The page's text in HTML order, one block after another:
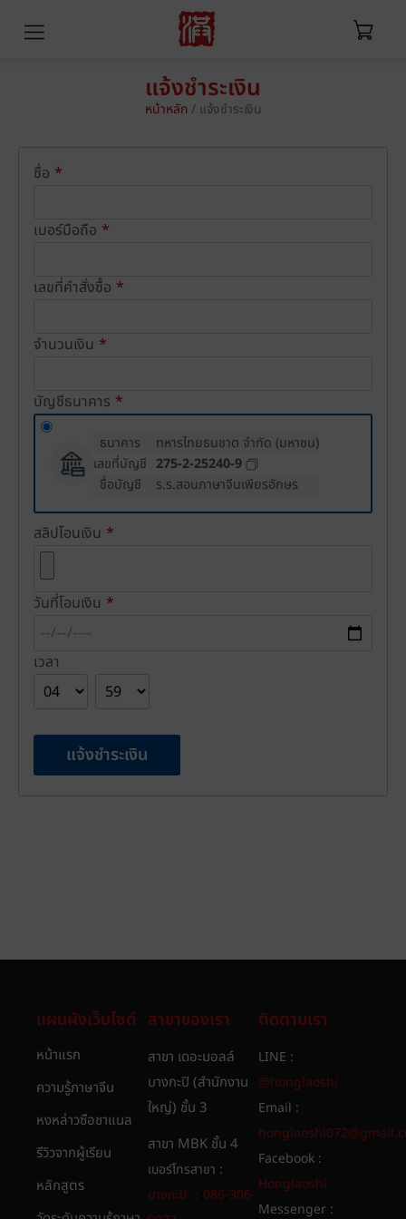
แจ้งชำระเงิน
หน้าหลัก / แจ้งชำระเงิน
ชื่อ *
เบอร์มือถือ *
เลขที่คำสั่งซื้อ *
จำนวนเงิน *
บัญชีธนาคาร *
ธนาคาร
ทหารไทยธนชาต จำกัด (มหาชน)
เลขที่บัญชี 275-2-25240-9
ชื่อบัญชี
ร.ร.สอนภาษาจีนเพียรอักษร
สลิปโอนเงิน *
วันที่โอนเงิน *
เวลา
แจ้งชำระเงิน
แผนผังเว็บไซต์
หน้าแรก
ความรู้ภาษาจีน
หงหล่าวซือชาแนล
รีวิวจากผู้เรียน
หลักสูตร
สาขาของเรา
สาขา เดอะมอลล์
บางกะปิ (สำนักงาน
ใหญ่) ชั้น 3
สาขา MBK ชั้น 4
เบอร์โทรสาขา :
บางกะปิ ：086-306-
ติดตามเรา
LINE :
@honglaoshi
Email :
Facebook :
Honglaoshi
Messenger :